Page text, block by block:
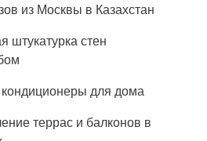
из Москвы в Казахстан
штукатурка стен
для дома
террас и балконов в